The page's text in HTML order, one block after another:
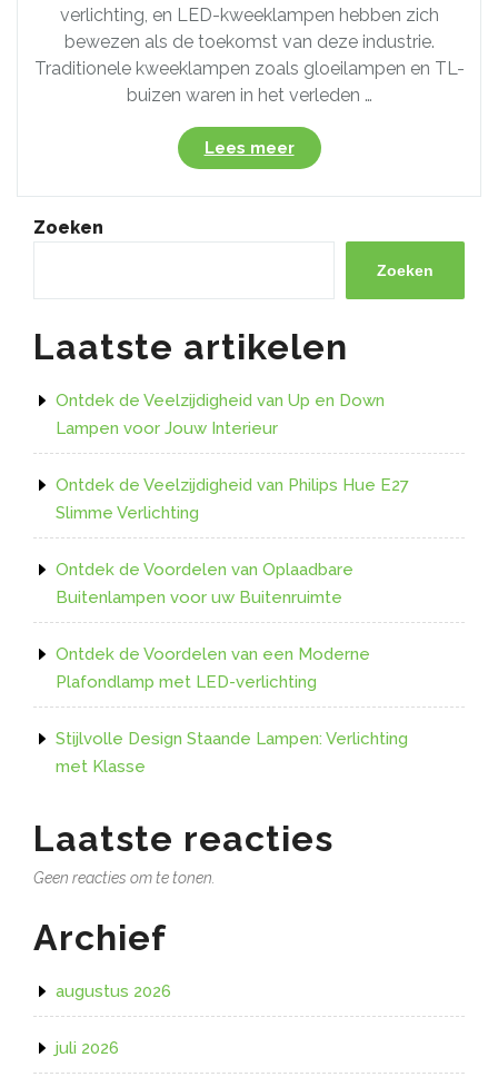
verlichting, en LED-kweeklampen hebben zich
bewezen als de toekomst van deze industrie.
Traditionele kweeklampen zoals gloeilampen en TL-
buizen waren in het verleden …
Lees meer“Ontdek
de
Voordelen
LED
Kweeklampen
voor
Tuinsucces”
Zoeken
Zoeken
Laatste artikelen
Ontdek de Veelzijdigheid van Up en Down
Lampen voor Jouw Interieur
Ontdek de Veelzijdigheid van Philips Hue E27
Slimme Verlichting
Ontdek de Voordelen van Oplaadbare
Buitenlampen voor uw Buitenruimte
Ontdek de Voordelen van een Moderne
Plafondlamp met LED-verlichting
Stijlvolle Design Staande Lampen: Verlichting
met Klasse
Laatste reacties
Geen reacties om te tonen.
Archief
augustus 2026
juli 2026